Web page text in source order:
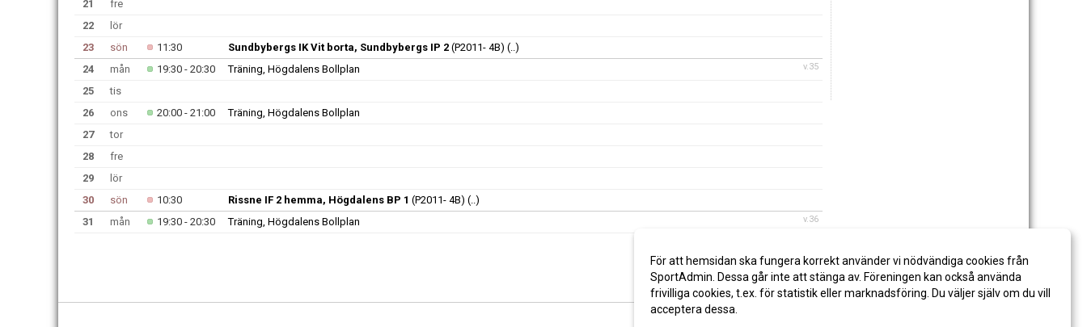
21
fre
22
lör
23
sön 11:30 Sundbybergs IK Vit borta, Sundbybergs IP 2 (P2011- 4B) (..)
v.35
24 mån 19:30 - 20:30
Träning, Högdalens Bollplan
25
tis
26
ons 20:00 - 21:00
Träning, Högdalens Bollplan
27
tor
28
fre
29
lör
30
sön 10:30 Rissne IF 2 hemma, Högdalens BP 1 (P2011- 4B) (..)
v.36
31 mån 19:30 - 20:30 Träning, Högdalens Bollplan
För att hemsidan ska fungera korrekt använder vi nödvändiga cookies från
SportAdmin. Dessa går inte att stänga av. Föreningen kan också använda
frivilliga cookies, t.ex. för statistik eller marknadsföring. Du väljer själv om du vill
acceptera dessa.